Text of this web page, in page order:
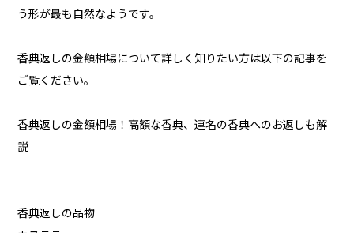
う形が最も自然なようです。
香典返しの金額相場について詳しく知りたい方は以下の記事を
ご覧ください。
香典返しの金額相場！高額な香典、連名の香典へのお返しも解
説
香典返しの品物